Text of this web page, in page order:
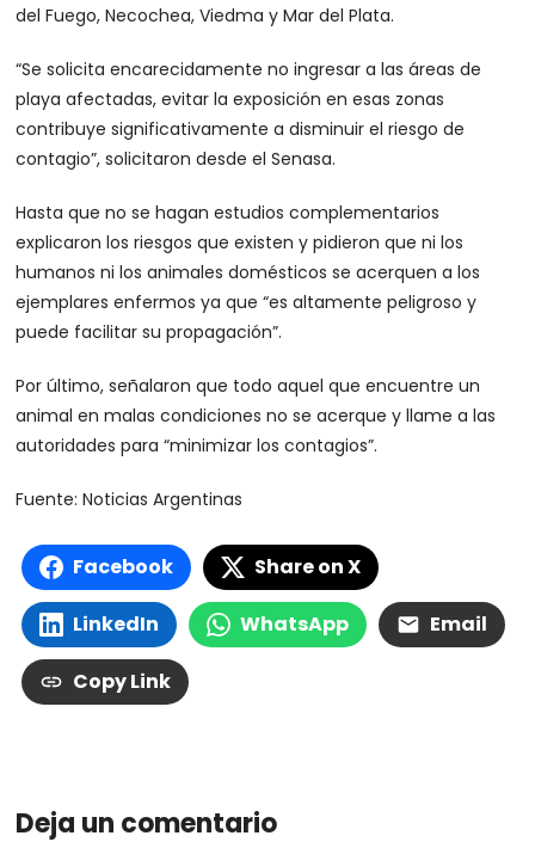
del Fuego, Necochea, Viedma y Mar del Plata.
“Se solicita encarecidamente no ingresar a las áreas de
playa afectadas, evitar la exposición en esas zonas
contribuye significativamente a disminuir el riesgo de
contagio”, solicitaron desde el Senasa.
Hasta que no se hagan estudios complementarios
explicaron los riesgos que existen y pidieron que ni los
humanos ni los animales domésticos se acerquen a los
ejemplares enfermos ya que “es altamente peligroso y
puede facilitar su propagación”.
Por último, señalaron que todo aquel que encuentre un
animal en malas condiciones no se acerque y llame a las
autoridades para “minimizar los contagios”.
Fuente: Noticias Argentinas
Facebook Share on X
LinkedIn WhatsApp Email
Copy Link
Deja un comentario